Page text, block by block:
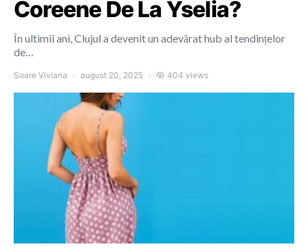
Coreene De La Yselia?
În ultimii ani, Clujul a devenit un adevărat hub al tendințelor
de…
Soare Viviana august 20, 2025 404 views